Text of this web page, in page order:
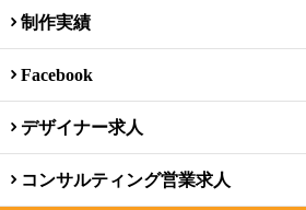
制作実績
Facebook
デザイナー求人
コンサルティング営業求人